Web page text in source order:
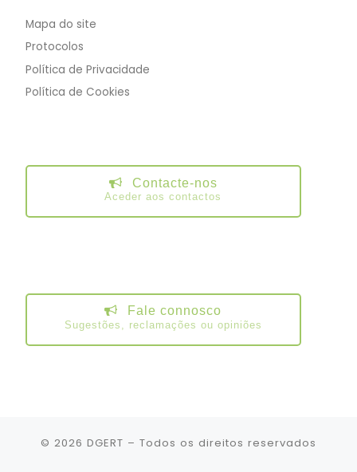
Mapa do site
Protocolos
Política de Privacidade
Política de Cookies
Contacte-nos
Aceder aos contactos
Fale connosco
Sugestões, reclamações ou opiniões
© 2026 DGERT – Todos os direitos reservados